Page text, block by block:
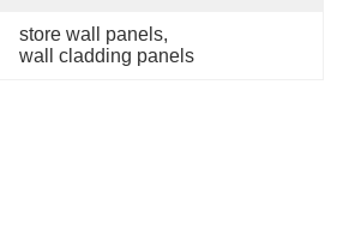
store wall panels,
wall cladding panels